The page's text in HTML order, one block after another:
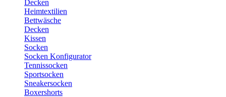
Decken
Heimtextilien
Bettwäsche
Decken
Kissen
Socken
Socken Konfigurator
Tennissocken
Sportsocken
Sneakersocken
Boxershorts